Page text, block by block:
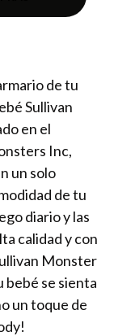
de tu
Sullivan
en el
Inc,
un solo
de tu
diario y las
calidad y con
Monster
bebé se sienta
un toque de